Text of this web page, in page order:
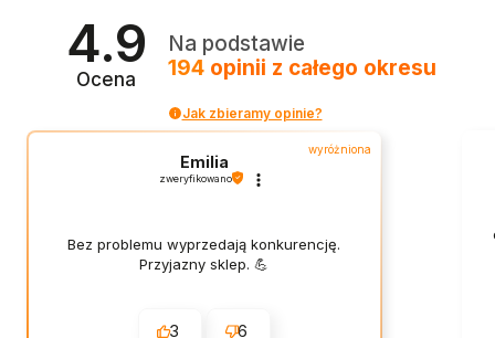
4.9
Ocena
Na podstawie
194opinii z całego okresu
Jak zbieramy opinie?
wyróżniona
Emilia
zweryfikowano
Bez problemu wyprzedają konkurencję.
Przyjazny sklep. 💪
3 6